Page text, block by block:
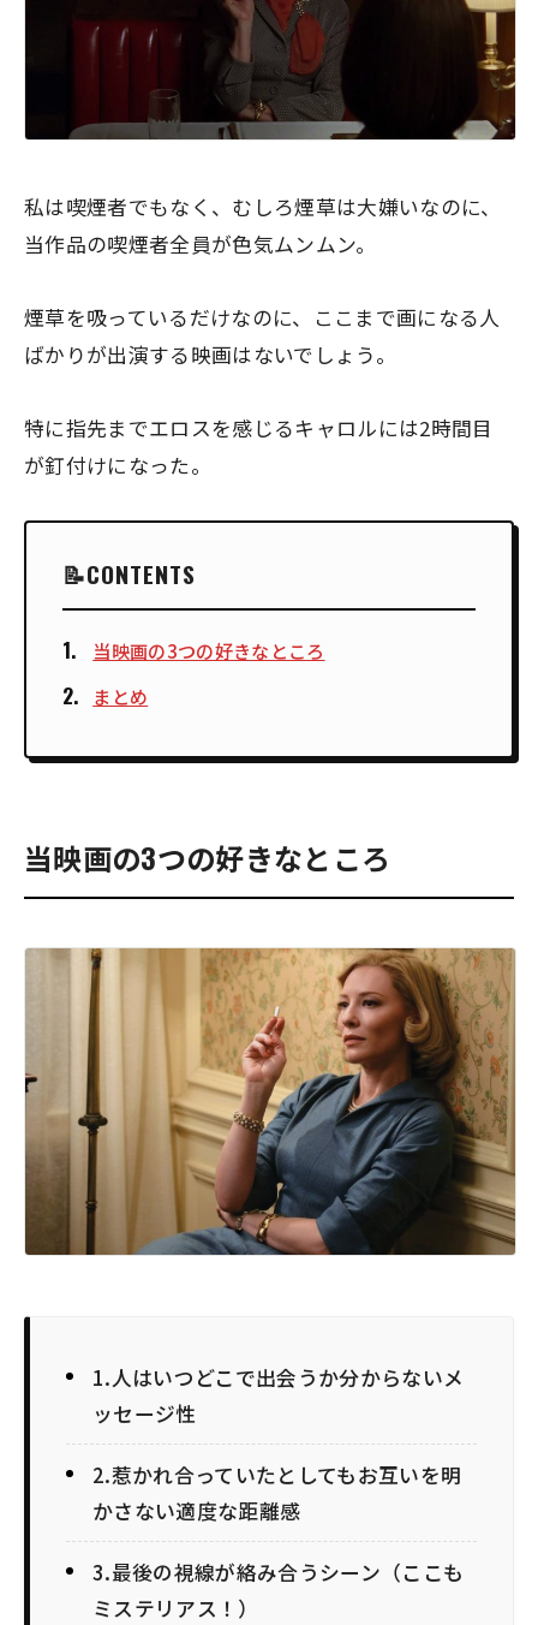
私は喫煙者でもなく、むしろ煙草は大嫌いなのに、
当作品の喫煙者全員が色気ムンムン。
煙草を吸っているだけなのに、ここまで画になる人
ばかりが出演する映画はないでしょう。
特に指先までエロスを感じるキャロルには2時間目
が釘付けになった。
CONTENTS
当映画の3つの好きなところ
まとめ
当映画の3つの好きなところ
1.人はいつどこで出会うか分からないメ
ッセージ性
2.惹かれ合っていたとしてもお互いを明
かさない適度な距離感
3.最後の視線が絡み合うシーン（ここも
ミステリアス！）